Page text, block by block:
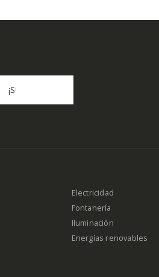
Electricidad
Fontanería
Iluminación
Energías renovables